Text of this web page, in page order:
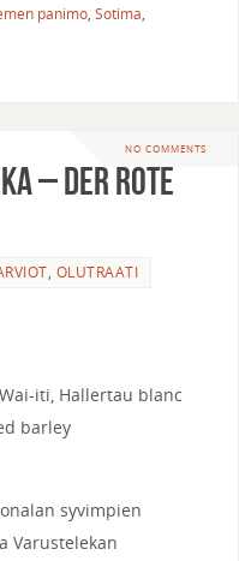
panimo, Sotima,
NO COMMENTS
– Der Rote
, OLUTRAATI
iti, Hallertau blanc
barley
syvimpien
Varustelekan